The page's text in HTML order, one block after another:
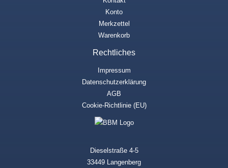
Konto
Merkzettel
Warenkorb
Rechtliches
Impressum
Datenschutzerklärung
AGB
Cookie-Richtlinie (EU)
Dieselstraße 4-5
33449 Langenberg